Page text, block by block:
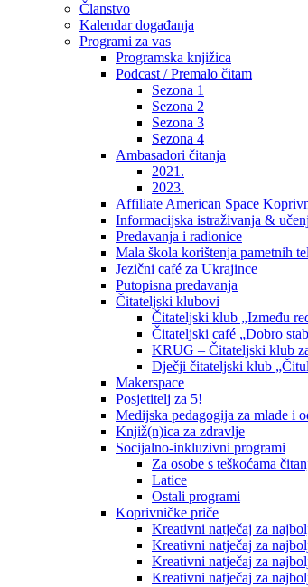
Članstvo
Kalendar događanja
Programi za vas
Programska knjižica
Podcast / Premalo čitam
Sezona 1
Sezona 2
Sezona 3
Sezona 4
Ambasadori čitanja
2021.
2023.
Affiliate American Space
Informacijska istraživanja &
Predavanja i radionice
Mala škola korištenja pametnih
Jezični café za Ukrajince
Putopisna predavanja
Čitateljski klubovi
Čitateljski klub „Između
Čitateljski café „Dobro
KRUG – Čitateljski klub
Dječji čitateljski klub
Makerspace
Posjetitelj za 5!
Medijska pedagogija za mlade i
Knjiž(n)ica za zdravlje
Socijalno-inkluzivni programi
Za osobe s teškoćama
Latice
Ostali programi
Koprivničke priče
Kreativni natječaj za
Kreativni natječaj za
Kreativni natječaj za
Kreativni natječaj za